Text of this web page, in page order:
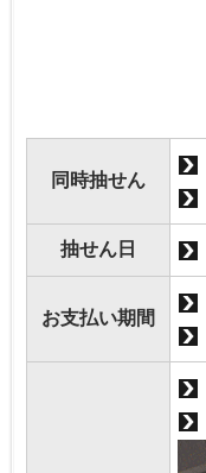
同時抽せん
抽せん日
お支払い期間